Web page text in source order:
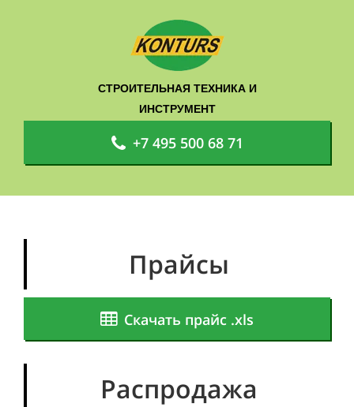
СТРОИТЕЛЬНАЯ ТЕХНИКА И
ИНСТРУМЕНТ
+7 495 500 68 71
Прайсы
Скачать прайс .xls
Распродажа